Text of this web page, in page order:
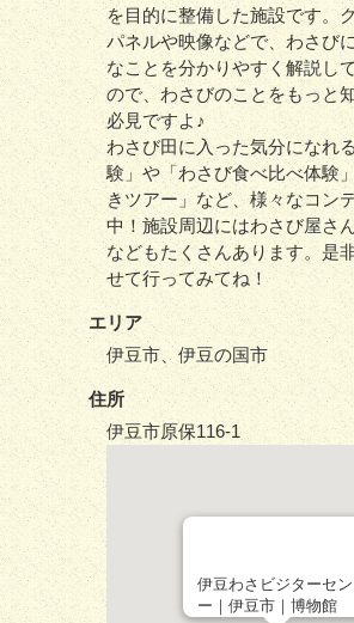
を目的に整備した施設です。
パネルや映像などで、わさび
なことを分かりやすく解説し
ので、わさびのことをもっと
必見ですよ♪
わさび田に入った気分になれ
験」や「わさび食べ比べ体験
きツアー」など、様々なコン
中！施設周辺にはわさび屋さ
などもたくさんあります。是
せて行ってみてね！
エリア
伊豆市、伊豆の国市
住所
伊豆市原保116-1
伊豆わさビジターセン
ー｜伊豆市｜博物館